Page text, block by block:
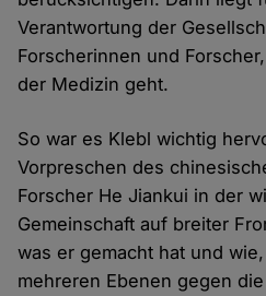
Verantwortung der
Forscherinnen und
der Medizin geht.
So war es Klebl wichtig
Vorpreschen des
Forscher He Jiankui in der
Gemeinschaft auf breiter
was er gemacht hat und
mehreren Ebenen gegen